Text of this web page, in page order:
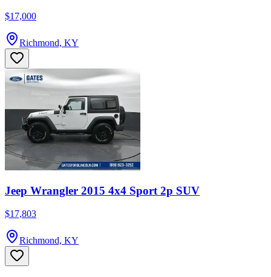
$17,000
Richmond, KY
Jeep Wrangler 2015 4x4 Sport 2p SUV
$17,803
Richmond, KY